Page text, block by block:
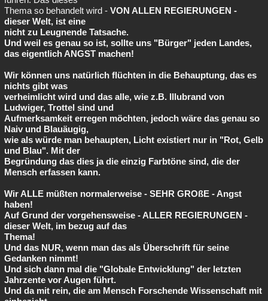
Thema so behandelt wird - VON ALLEN REGIERUNGEN -
dieser Welt, ist eine
nicht zu Leugnende Tatsache.
Und weil es genau so ist, sollte uns "Bürger" jeden Landes,
das eigentlich ANGST machen!
Wir können uns natürlich flüchten in die Behauptung, das es
nichts gibt was
verheimlicht wird und das alle, wie z.B. Illubrand von
Ludwiger, Trottel sind und
Aufmerksamkeit erregen möchten, jedoch wäre das genau so
Naiv und Blauäugig,
wie als würde man behaupten, Licht existiert nur in "Rot, Gelb
und Blau". Mit der
Begründung das dies ja die einzig Farbtöne sind, die der
Mensch erfassen kann.
Wir ALLE müßten normalerweise - SEHR GROßE - Angst
haben!
Auf Grund der vorgehensweise - ALLER REGIERUNGEN -
dieser Welt, im bezug auf das
Thema!
Und das NUR, wenn man das als Überschrift für seine
Gedanken nimmt!
Und sich dann mal die "Globale Entwicklung" der letzten
Jahrzente vor Augen führt.
Und da mit rein, die am Mensch Forschende Wissenschaft mit